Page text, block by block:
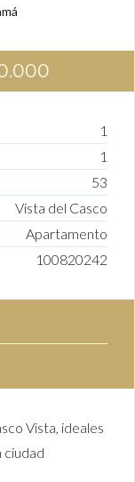
1
1
53
Vista del Casco
Apartamento
100820242
Vista, ideales
ciudad